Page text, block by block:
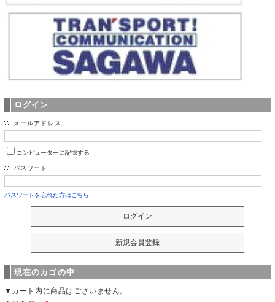
ログイン
メールアドレス
コンピューターに記憶する
パスワード
パスワードを忘れた方はこちら
現在のカゴの中
▼カート内に商品はございません。